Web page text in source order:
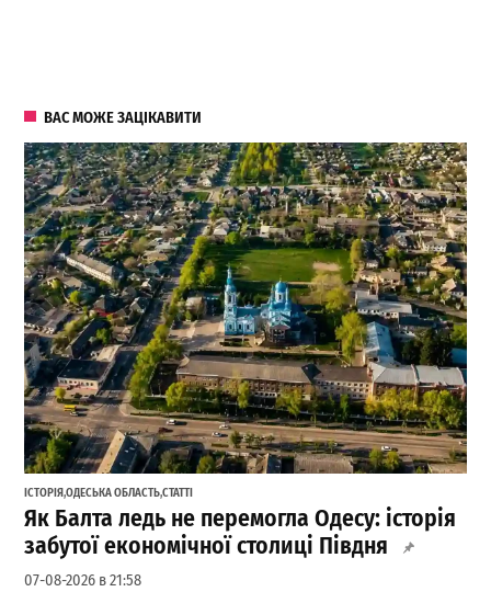
ВАС МОЖЕ ЗАЦІКАВИТИ
ІСТОРІЯ,ОДЕСЬКА ОБЛАСТЬ,СТАТТІ
Як Балта ледь не перемогла Одесу: історія
забутої економічної столиці Півдня
07-08-2026 в 21:58